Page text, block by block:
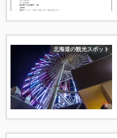
北海道の観光スポット